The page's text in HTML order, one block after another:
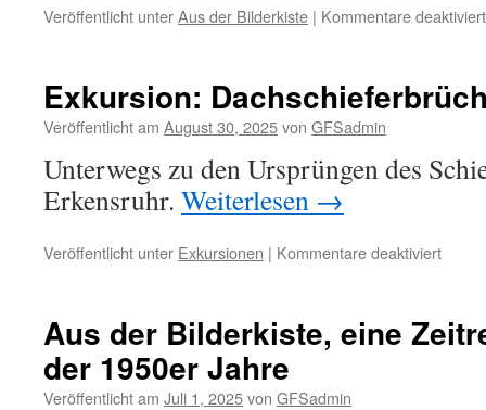
Veröffentlicht unterAus der Bilderkiste | Kommentare deaktiviert
Exkursion:
Veröffentlicht am August 30, 2025von GFSadmin
Unterwegs zu den Ursprüngen des
Erkensruhr. Weiterlesen →
Veröffentlicht unter Exkursionen | Kommentare deaktiviertfür
Aus der Bilderkiste, eine
der 1950er Jahre
Veröffentlicht am Juli 1, 2025von GFSadmin